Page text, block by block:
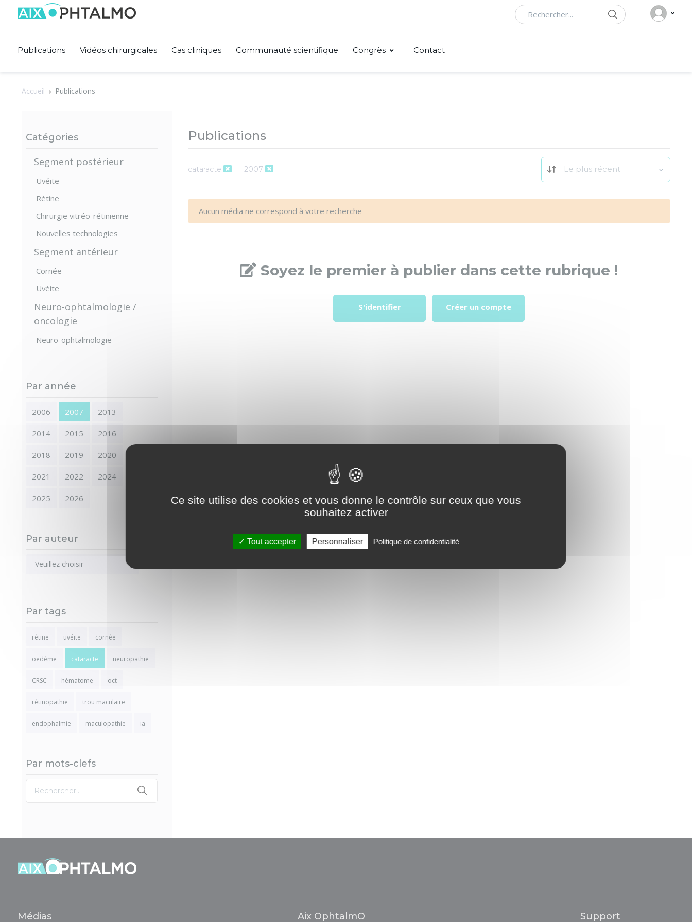
Rechercher
Publications Vidéos chirurgicales Cas cliniques Communauté scientifique Congrès Contact
Accueil Publications
Catégories
Segment postérieur
Uvéite
Rétine
Chirurgie vitréo-rétinienne
Nouvelles technologies
Segment antérieur
Cornée
Uvéite
Neuro-ophtalmologie /
oncologie
Neuro-ophtalmologie
Par année
2006 2007 2013
2014 2015 2016
2018 2019 2020
2021 2022 2024
2025 2026
Par auteur
Veuillez choisir
Par tags
rétine uvéite cornée
oedème cataracte neuropathie
CRSC hématome oct
rétinopathie trou maculaire
endophalmie maculopathie ia
Par mots-clefs
Publications
cataracte 2007 Le plus récent
Aucun média ne correspond à votre recherche
Soyez le premier à publier dans cette rubrique !
S'identifier Créer un compte
Médias Aix OphtalmO Support
Panneau de gestion des cookies
Ce site utilise des cookies et vous donne le contrôle sur ceux que vous
souhaitez activer
Tout accepter Personnaliser Politique de confidentialité